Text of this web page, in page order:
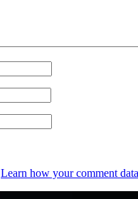
Learn how your comment